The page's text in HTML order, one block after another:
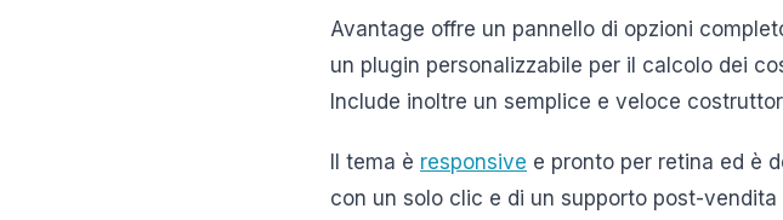
Avantage offre un pannello di opzioni
un plugin personalizzabile per il calcolo dei
Include inoltre un semplice e veloce
Il tema è responsive e pronto per retina ed è
con un solo clic e di un supporto post-